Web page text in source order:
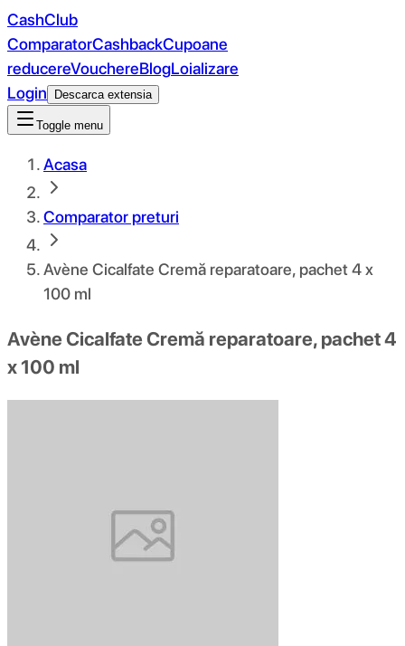
CashClub
ComparatorCashbackCupoane
reducereVouchereBlogLoializare
Login
Descarca extensia
Toggle menu
Acasa
Comparator preturi
Avène Cicalfate Cremă reparatoare, pachet 4 x
100 ml
Avène Cicalfate Cremă reparatoare, pachet 4
x 100 ml